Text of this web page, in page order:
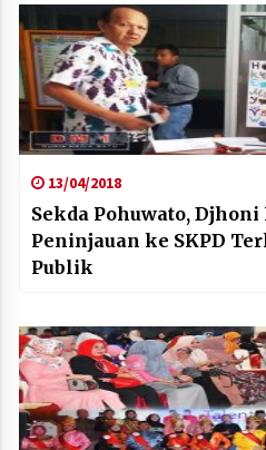
13/04/2018
Sekda Pohuwato,
Peninjauan ke SKPD
Publik